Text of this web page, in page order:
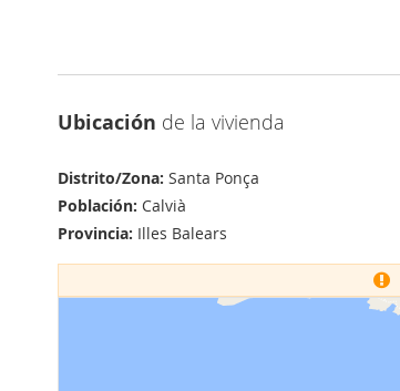
Ubicación de la vivienda
Distrito/Zona: Santa Ponça
Población: Calvià
Provincia: Illes Balears